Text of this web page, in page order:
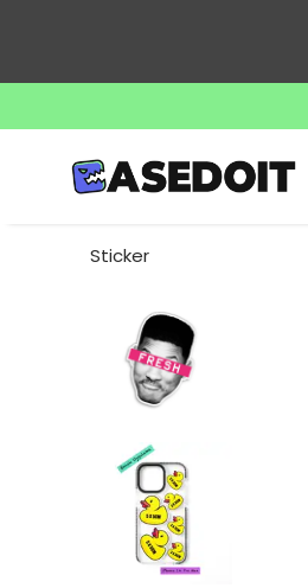
Sticker